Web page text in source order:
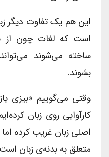
این هم یک تفاوت دیگر
است که لغات چون از
ساخته می‌شوند
بشوند.
وقتی می‌گوییم «بیزی
کارآوایی روی زبان
اصلی زبان غریب کرده
متعلق به بدنه‌‌ی زبان